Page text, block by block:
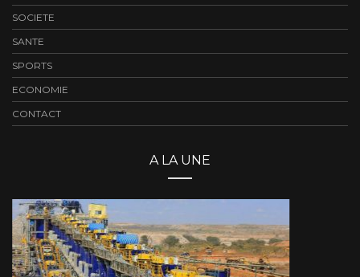
SOCIETE
SANTE
SPORTS
ECONOMIE
CONTACT
A LA UNE